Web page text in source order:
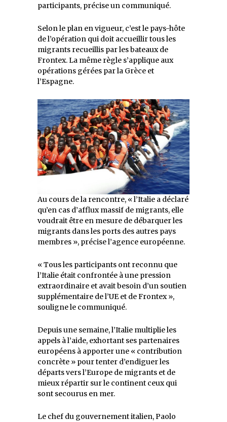
participants, précise un communiqué.
Selon le plan en vigueur, c’est le pays-hôte
de l’opération qui doit accueillir tous les
migrants recueillis par les bateaux de
Frontex. La même règle s’applique aux
opérations gérées par la Grèce et
l’Espagne.
Au cours de la rencontre, « l’Italie a déclaré
qu’en cas d’afflux massif de migrants, elle
voudrait être en mesure de débarquer les
migrants dans les ports des autres pays
membres », précise l’agence européenne.
« Tous les participants ont reconnu que
l’Italie était confrontée à une pression
extraordinaire et avait besoin d’un soutien
supplémentaire de l’UE et de Frontex »,
souligne le communiqué.
Depuis une semaine, l’Italie multiplie les
appels à l’aide, exhortant ses partenaires
européens à apporter une « contribution
concrète » pour tenter d’endiguer les
départs vers l’Europe de migrants et de
mieux répartir sur le continent ceux qui
sont secourus en mer.
Le chef du gouvernement italien, Paolo